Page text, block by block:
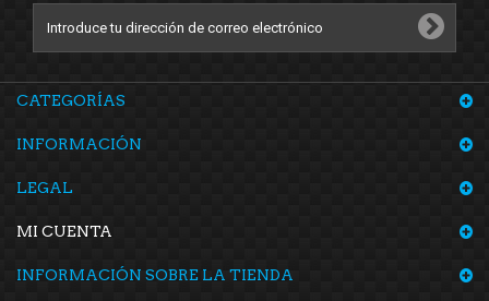
CATEGORÍAS
INFORMACIÓN
LEGAL
MI CUENTA
INFORMACIÓN SOBRE LA TIENDA